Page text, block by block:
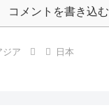
コメントを書き込む
ジア 日本